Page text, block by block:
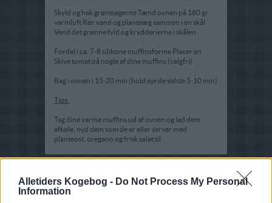
Alletiders Kogebog - Do Not Process My Personal
Information
Skyld og hak grøntsagerne Tænd ovnen på 180 gr.
varmluft Rør vand og planteæg sammen i en skål
Vend det grønne fyld og krydderierne i skålen
Fordel i ca. 7-8 silikone muffinsforme Placer en
Skive tomat på nogle af dine muffins (valgfri)
Bag i ovnen i 15-20 min (hold øje de sidste 5-10 min)
Tips:
Tag dine varme muffins ud af ovnen og lad dem
afkøle, nyd dem som de er eller server med
planteost, oregano og frisk salat til